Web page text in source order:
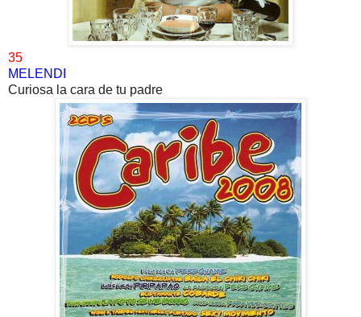
35
MELENDI
Curiosa la cara de tu padre